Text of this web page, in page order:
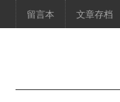
留言本 文章存档